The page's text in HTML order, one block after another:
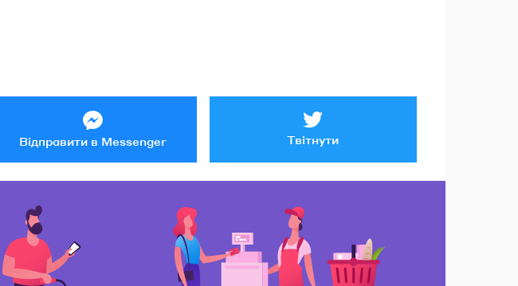
Відправити в Messenger Твітнути